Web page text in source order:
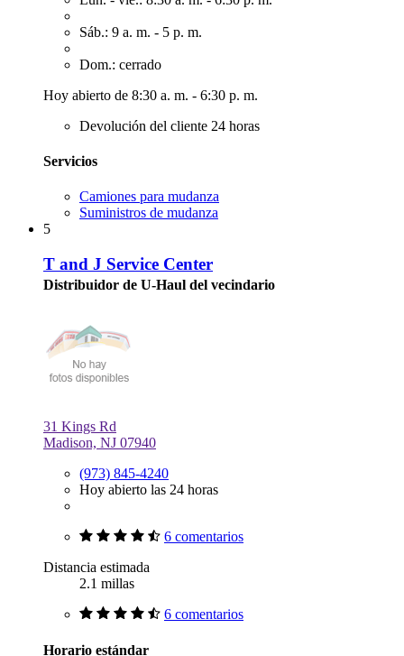
Sáb.: 9 a. m. - 5 p. m.
Dom.: cerrado
Hoy abierto de 8:30 a. m. - 6:30 p. m.
Devolución del cliente 24 horas
Servicios
Camiones para mudanza
Suministros de mudanza
5
T and J Service Center
Distribuidor de U-Haul del vecindario
31 Kings Rd
Madison, NJ 07940
(973) 845-4240
Hoy abierto las 24 horas
6 comentarios
Distancia estimada
2.1 millas
6 comentarios
Horario estándar